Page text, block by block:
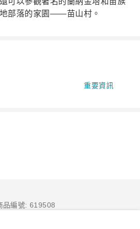
部落的家園——苗山村。
重要資訊
品編號: 619508